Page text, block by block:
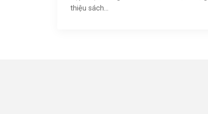
thiệu sách…